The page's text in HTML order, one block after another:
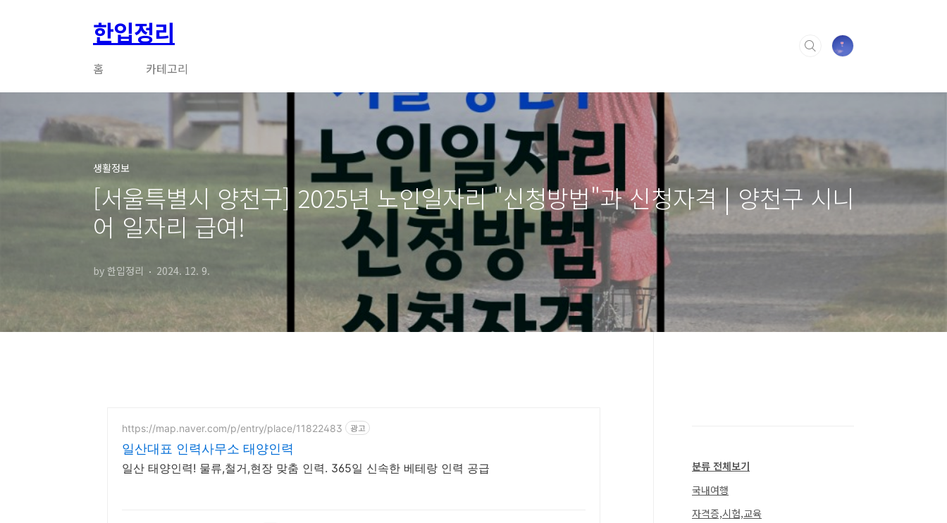
한입정리
홈 카테고리
생활정보
[서울특별시 양천구] 2025년 노인일자리 "신청방법"과 신청자격 | 양천구 시니
어 일자리 급여!
by 한입정리 2024. 12. 9.
https://map.naver.com/p/entry/place/11822483 광고
일산대표 인력사무소 태양인력
일산 태양인력! 물류,철거,현장 맞춤 인력. 365일 신속한 베테랑 인력 공급
분류 전체보기
국내여행
자격증,시험,교육